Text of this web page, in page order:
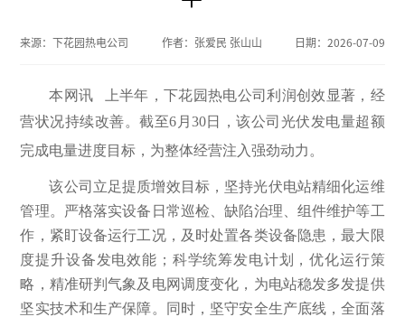
来源：下花园热电公司 作者： 张爱民 张山山 日期： 2026-07-09
本网讯 上半年，下花园热电公司利润创效显著，经
营状况持续改善。截至6月30日，该公司光伏发电量超额
完成电量进度目标，为整体经营注入强劲动力。
该公司立足提质增效目标，坚持光伏电站精细化运维
管理。严格落实设备日常巡检、缺陷治理、组件维护等工
作，紧盯设备运行工况，及时处置各类设备隐患，最大限
度提升设备发电效能；科学统筹发电计划，优化运行策
略，精准研判气象及电网调度变化，为电站稳发多发提供
坚实技术和生产保障。同时，坚守安全生产底线，全面落